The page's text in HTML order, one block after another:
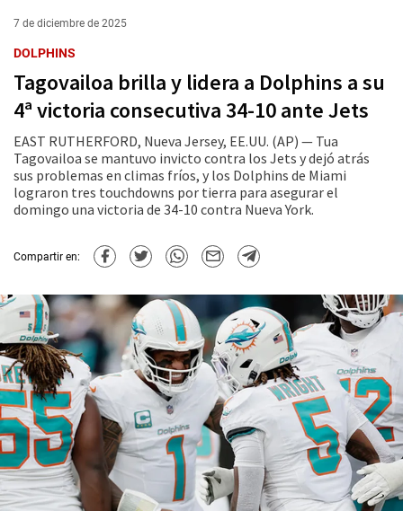
7 de diciembre de 2025
DOLPHINS
Tagovailoa brilla y lidera a Dolphins a su
4ª victoria consecutiva 34-10 ante Jets
EAST RUTHERFORD, Nueva Jersey, EE.UU. (AP) — Tua
Tagovailoa se mantuvo invicto contra los Jets y dejó atrás
sus problemas en climas fríos, y los Dolphins de Miami
lograron tres touchdowns por tierra para asegurar el
domingo una victoria de 34-10 contra Nueva York.
Compartir en: